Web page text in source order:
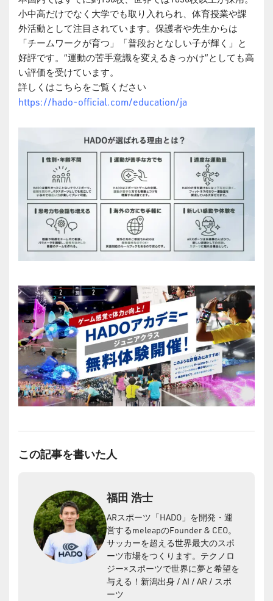
小中高だけでなく大学でも取り入れられ、体育授業や課
外活動として注目されています。保護者や先生からは
「チームワークが育つ」「普段おとなしい子が輝く」と
好評です。“運動の苦手意識を変えるきっかけ”としても高
い評価を受けています。
詳しくはこちらをご覧ください
https://hado-official.com/education/ja
この記事を書いた人
福田 浩士
ARスポーツ「HADO」を開発・運
営するmeleapのFounder & CEO。
サッカーを超える世界最大のスポ
ーツ市場をつくります。テクノロ
ジー×スポーツで世界に夢と希望を
与える！新潟出身 / AI / AR / スポ
ーツ